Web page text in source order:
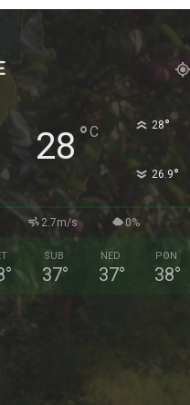
28 °C 28°
26.9°
2.7m/s 0%
°
SUB
37°
NED
37°
PON
38°